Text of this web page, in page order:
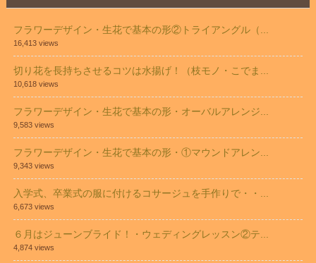
フラワーデザイン・生花で基本の形②トライアングル（...
16,413 views
切り花を長持ちさせるコツは水揚げ！（枝モノ・こでま...
10,618 views
フラワーデザイン・生花で基本の形・オーバルアレンジ...
9,583 views
フラワーデザイン・生花で基本の形・①マウンドアレン...
9,343 views
入学式、卒業式の服に付けるコサージュを手作りで・・...
6,673 views
６月はジューンブライド！・ウェディングレッスン②テ...
4,874 views